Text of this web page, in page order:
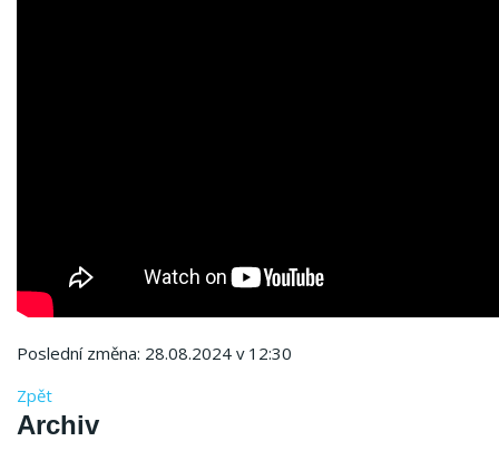
Poslední změna: 28.08.2024 v 12:30
Zpět
Archiv